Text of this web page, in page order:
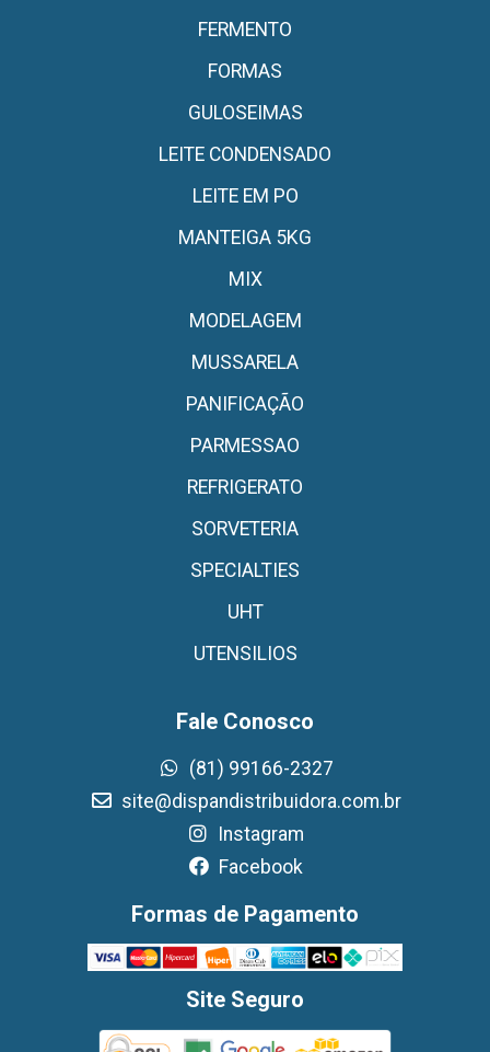
FERMENTO
FORMAS
GULOSEIMAS
LEITE CONDENSADO
LEITE EM PO
MANTEIGA 5KG
MIX
MODELAGEM
MUSSARELA
PANIFICAÇÃO
PARMESSAO
REFRIGERATO
SORVETERIA
SPECIALTIES
UHT
UTENSILIOS
Fale Conosco
(81) 99166-2327
site@dispandistribuidora.com.br
Instagram
Facebook
Formas de Pagamento
Site Seguro